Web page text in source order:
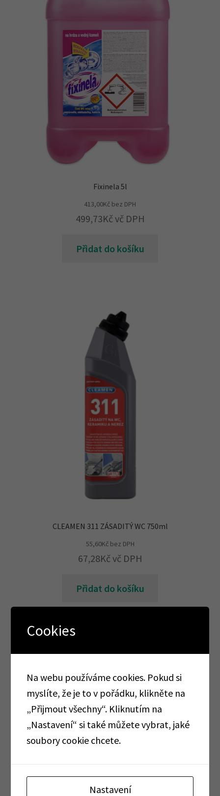
Fixinela 5l
413,00Kč bez DPH
499,73Kč vč DPH
Přidat do košíku
CLEAMEN 311 ZÁSADITÝ WC 750ml
55,60Kčbez DPH
67,28Kč vč DPH
Přidat do košíku
Kategorie produktu
AKCE
TOTÁLNÍ VÝPRODEJ
AKCE CORMEN
Alobaly, pečící papíry, sáčky, folie
Cookies
Na webu používáme cookies. Pokud si
myslíte, že je to v pořádku, klikněte na
„Přijmout všechny“. Kliknutím na
„Nastavení“ si také můžete vybrat, jaké
soubory cookie chcete.
Nastavení